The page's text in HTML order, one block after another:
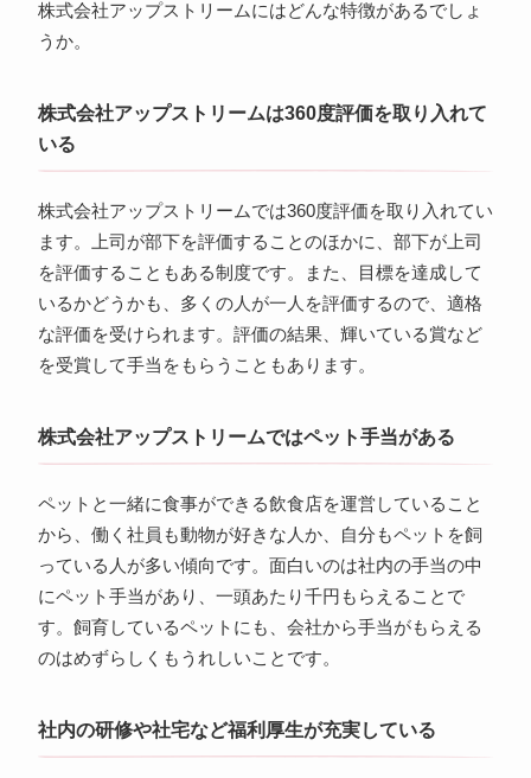
株式会社アップストリームにはどんな特徴があるでしょ
うか。
株式会社アップストリームは360度評価を取り入れて
いる
株式会社アップストリームでは360度評価を取り入れてい
ます。上司が部下を評価することのほかに、部下が上司
を評価することもある制度です。また、目標を達成して
いるかどうかも、多くの人が一人を評価するので、適格
な評価を受けられます。評価の結果、輝いている賞など
を受賞して手当をもらうこともあります。
株式会社アップストリームではペット手当がある
ペットと一緒に食事ができる飲食店を運営していること
から、働く社員も動物が好きな人か、自分もペットを飼
っている人が多い傾向です。面白いのは社内の手当の中
にペット手当があり、一頭あたり千円もらえることで
す。飼育しているペットにも、会社から手当がもらえる
のはめずらしくもうれしいことです。
社内の研修や社宅など福利厚生が充実している